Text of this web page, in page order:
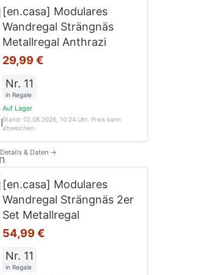
[en.casa] Modulares
Wandregal Strängnäs
Metallregal Anthrazi
29,99 €
Nr. 11
in Regale
Auf Lager
Stand: 02.08.2026, 10:24 Uhr. Preis kann
abweichen.
Details & Daten →
[en.casa] Modulares
Wandregal Strängnäs 2er
Set Metallregal
54,99 €
Nr. 11
in Regale